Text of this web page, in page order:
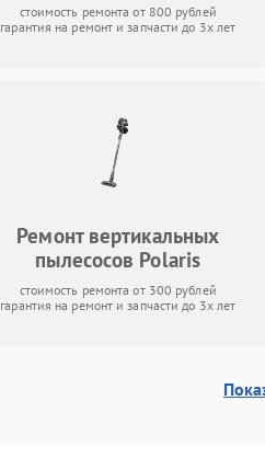
стоимость ремонта от 800 рублей
гарантия на ремонт и запчасти до 3х лет
Ремонт вертикальных
пылесосов Polaris
стоимость ремонта от 300 рублей
гарантия на ремонт и запчасти до 3х лет